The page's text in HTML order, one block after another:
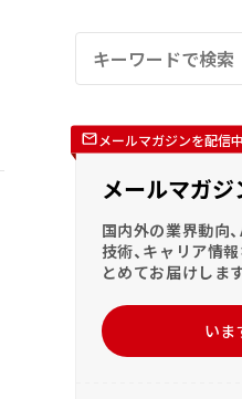
メールマガジンを配信中
メールマガ
国内外の業界動向
技術、キャリア情
とめてお届けします
いま